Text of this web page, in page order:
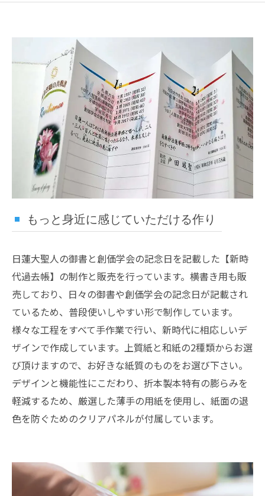
もっと身近に感じていただける作り
日蓮大聖人の御書と創価学会の記念日を記載した【新時
代過去帳】の制作と販売を行っています。横書き用も販
売しており、日々の御書や創価学会の記念日が記載され
ているため、普段使いしやすい形で制作しています。
様々な工程をすべて手作業で行い、新時代に相応しいデ
ザインで作成しています。上質紙と和紙の2種類からお選
び頂けますので、お好きな紙質のものをお選び下さい。
デザインと機能性にこだわり、折本製本特有の膨らみを
軽減するため、厳選した薄手の用紙を使用し、紙面の退
色を防ぐためのクリアパネルが付属しています。